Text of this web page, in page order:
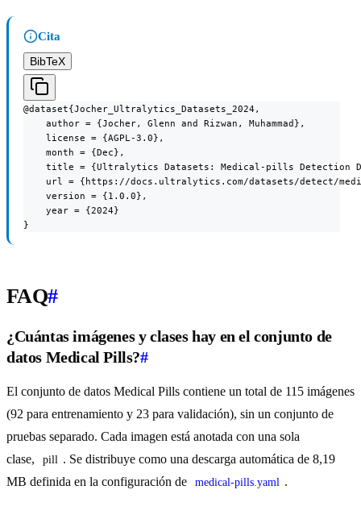
Cita
BibTeX
@dataset{Jocher_Ultralytics_Datasets_2024,
    author = {Jocher, Glenn and Rizwan, Muhammad},
    license = {AGPL-3.0},
    month = {Dec},
title = {Ultralytics Datasets: Medical-pills Detection
url = {https://docs.ultralytics.com/datasets/detect/
    version = {1.0.0},
    year = {2024}
}
FAQ#
¿Cuántas imágenes y clases hay en el conjunto de
datos Medical Pills?#
El conjunto de datos Medical Pills contiene un total de 115 imágenes
(92 para entrenamiento y 23 para validación), sin un conjunto de
pruebas separado. Cada imagen está anotada con una sola
clase,
pill . Se distribuye como una descarga automática de 8,19
MB definida en la configuración de
medical-pills.yaml .